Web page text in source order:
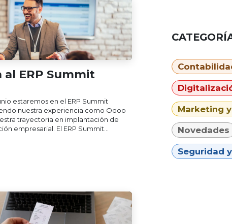
al ERP Summit
estaremos en el ERP Summit
nuestra experiencia como Odoo
trayectoria en implantación de
empresarial. El ERP Summit...
Marketing
Novedades